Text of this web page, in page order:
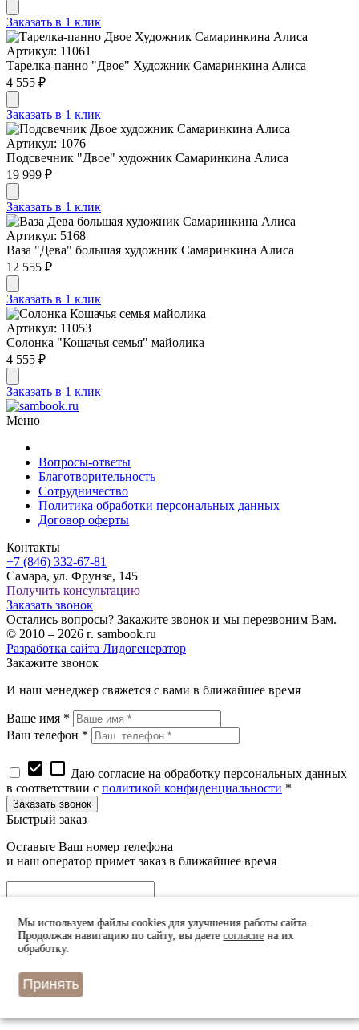
Заказать в 1 клик
Артикул: 11061
Тарелка-панно "Двое" Художник Самаринкина Алиса
4 555 ₽
Заказать в 1 клик
Артикул: 1076
Подсвечник "Двое" художник Самаринкина Алиса
19 999 ₽
Заказать в 1 клик
Артикул: 5168
Ваза "Дева" большая художник Самаринкина Алиса
12 555 ₽
Заказать в 1 клик
Артикул: 11053
Солонка "Кошачья семья" майолика
4 555 ₽
Заказать в 1 клик
Меню
Вопросы-ответы
Благотворительность
Сотрудничество
Политика обработки персональных данных
Договор оферты
Контакты
+7 (846) 332-67-81
Самара, ул. Фрунзе, 145
Получить консультацию
Заказать звонок
Остались вопросы? Закажите звонок и мы перезвоним Вам.
© 2010 – 2026 г. sambook.ru
Разработка сайта Лидогенератор
Закажите звонок
И наш менеджер свяжется с вами в ближайшее время
Ваше имя *
Ваш телефон *
check_box check_box_outline_blank Даю согласие на обработку персональных данных
в соответствии с политикой конфиденциальности *
Быстрый заказ
Оставьте Ваш номер телефона
и наш оператор примет заказ в ближайшее время
check_boxcheck_box_outline_blank
в соответствии с
Мы используем файлы cookies для улучшения работы сайта.
Продолжая навигацию по сайту, вы даетесогласиена их
обработку.
Принять